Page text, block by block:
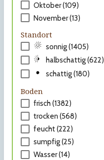
Oktober (109)
November (13)
Standort
sonnig (1405)
halbschattig (622)
schattig (180)
Boden
frisch (1382)
trocken (568)
feucht (222)
sumpfig (25)
Wasser (14)